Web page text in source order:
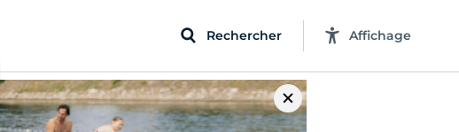
Rechercher Affichage